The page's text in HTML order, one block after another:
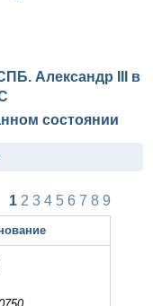
Александр III в
состоянии
1 2 3 4 5 6 7 8 9